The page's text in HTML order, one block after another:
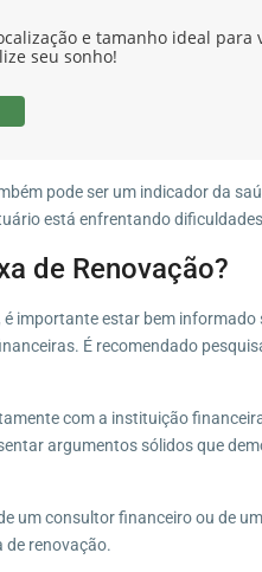
e tamanho ideal
seu sonho!
pode ser um indicador da
está enfrentando
de Renovação?
importante estar bem
É recomendado
com a instituição
argumentos sólidos que
um consultor financeiro ou de
de renovação.